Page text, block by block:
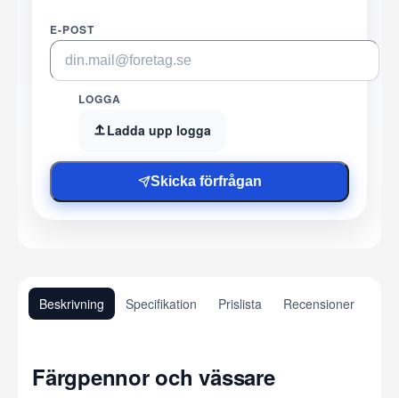
E-POST
LOGGA
Ladda upp logga
Skicka förfrågan
Beskrivning Specifikation Prislista Recensioner
Färgpennor och vässare